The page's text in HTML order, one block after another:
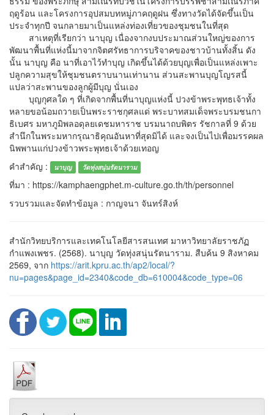
ฤดูร้อน และโครงการอุปสมบทหมู่ภาคฤดูฝน ซึ่งทางวัดได้จัดขึ้นเป็น
ประจำทุกปี จนกลายมาเป็นแหล่งท่องเที่ยวของชุมชนในที่สุด
สาเหตุที่เรียกว่า นาบุญ เนื่องจากงบประมาณส่วนใหญ่ของการ
พัฒนาพื้นที่แห่งนี้มาจากจิตศรัทธาการบริจาคของชาวบ้านทั้งสิ้น ดัง
นั้น นาบุญ คือ นาที่เอาไว้ทำบุญ เกิดขึ้นได้ด้วยบุญเพื่อเป็นแหล่งเพาะ
ปลูกความสุขให้ชุมชนตราบนานเท่านาน ส่วนสะพานบุญโญรสนี้
แปลว่าสะพานของลูกผู้มีบุญ นั่นเอง
บุญกุศลใด ๆ ที่เกิดจากพื้นที่นาบุญแห่งนี้ ปวงข้าพระพุทธเจ้าทั้ง
หลายขอน้อมถวายเป็นพระราชกุศลแด่ พระบาทสมเด็จพระบรมชนกา
ธิเบศร มหาภูมิพลอดุลยเดชมหาราช บรมนาถบพิตร รัชกาลที่ 9 ด้วย
สำนึกในพระมหากรุณาธิคุณอันหาที่สุดมิได้ และจงเป็นไปเพื่อมรรคผล
นิพพานแก่ปวงข้าวพระพุทธเจ้าด้วยเทอญ
คำสำคัญ :
นาบุญ วัดทุ่งสนุ่นรัตนาราม
ที่มา : https://kamphaengphet.m-culture.go.th/th/personnel
รวบรวมและจัดทำข้อมูล : กาญจนา จันทร์สิงห์
สำนักวิทยบริการและเทคโนโลยีสารสนเทศ มาหาวิทยาลัยราชภัฏ
กำแพงเพชร. (2568). นาบุญ วัดทุ่งสนุ่นรัตนาราม. สืบค้น 9 สิงหาคม
2569, จาก https://arit.kpru.ac.th/ap2/local/?
nu=pages&page_id=2340&code_db=610004&code_type=06